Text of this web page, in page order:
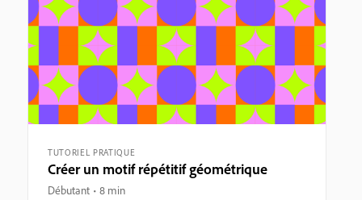
TUTORIEL PRATIQUE
Créer un motif répétitif géométrique
Débutant 8 min